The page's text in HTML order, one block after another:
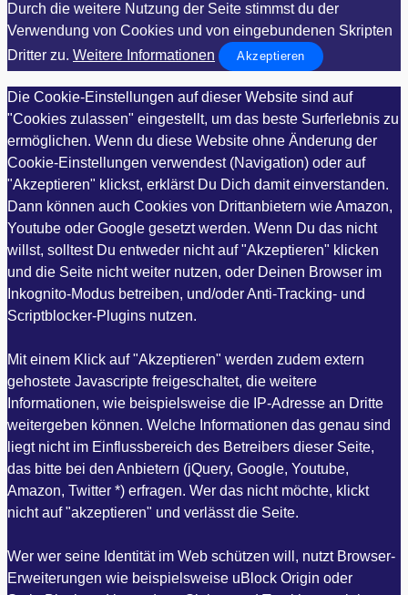
Durch die weitere Nutzung der Seite stimmst du der
Verwendung von Cookies und von eingebundenen Skripten
Dritter zu. Weitere Informationen Akzeptieren
Die Cookie-Einstellungen auf dieser Website sind auf
"Cookies zulassen" eingestellt, um das beste Surferlebnis zu
ermöglichen. Wenn du diese Website ohne Änderung der
Cookie-Einstellungen verwendest (Navigation) oder auf
"Akzeptieren" klickst, erklärst Du Dich damit einverstanden.
Dann können auch Cookies von Drittanbietern wie Amazon,
Youtube oder Google gesetzt werden. Wenn Du das nicht
willst, solltest Du entweder nicht auf "Akzeptieren" klicken
und die Seite nicht weiter nutzen, oder Deinen Browser im
Inkognito-Modus betreiben, und/oder Anti-Tracking- und
Scriptblocker-Plugins nutzen.
Mit einem Klick auf "Akzeptieren" werden zudem extern
gehostete Javascripte freigeschaltet, die weitere
Informationen, wie beispielsweise die IP-Adresse an Dritte
weitergeben können. Welche Informationen das genau sind
liegt nicht im Einflussbereich des Betreibers dieser Seite,
das bitte bei den Anbietern (jQuery, Google, Youtube,
Amazon, Twitter *) erfragen. Wer das nicht möchte, klickt
nicht auf "akzeptieren" und verlässt die Seite.
Wer wer seine Identität im Web schützen will, nutzt Browser-
Erweiterungen wie beispielsweise uBlock Origin oder